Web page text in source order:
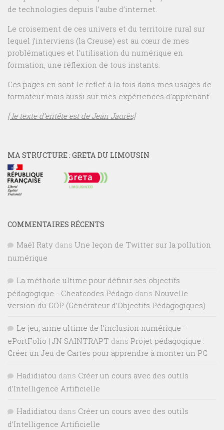
de technologies depuis l’aube d’internet.
Le croisement de ces univers et du territoire rural sur
lequel j’interviens (la Creuse) est au cœur de mes
problématiques et l’utilisation du numérique en
formation, une réflexion de tous instants.
Ces pages en sont le reflet à la fois dans mes usages de
formateur mais aussi sur mes expériences d’apprenant.
[ le texte d’entête est de Jean Jaurès]
MA STRUCTURE : GRETA DU LIMOUSIN
COMMENTAIRES RÉCENTS
Maël Raty dans Une leçon de Twitter sur la pollution
numérique
La méthode ultime pour définir ses objectifs
pédagogique - Cheatcodes Pédago dans Nouvelle
version du GOP (Générateur d’Objectifs Pédagogiques)
Le jeu, arme ultime de l’inclusion numérique –
ePortFolio | JN SAINTRAPT dans Projet pédagogique :
Créer un Jeu de Cartes pour apprendre à monter un PC
Hadidiatou dans Créer un cours avec des outils
d’Intelligence Artificielle
Hadidiatou dans Créer un cours avec des outils
d’Intelligence Artificielle